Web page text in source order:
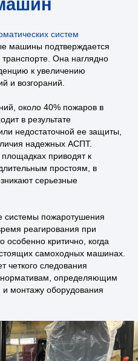
систем
машины подтверждается
транспорте. Она наглядно
к увеличению
и возгораний.
около 40% пожаров в
в результате
недостаточной ее защиты,
надежных АСПТ.
приводят к
простоям, в
серьезные
системы пожаротушения
реагирования при
особенно критично, когда
самоходных машинах.
четкого следования
определяющим
и монтажу оборудования